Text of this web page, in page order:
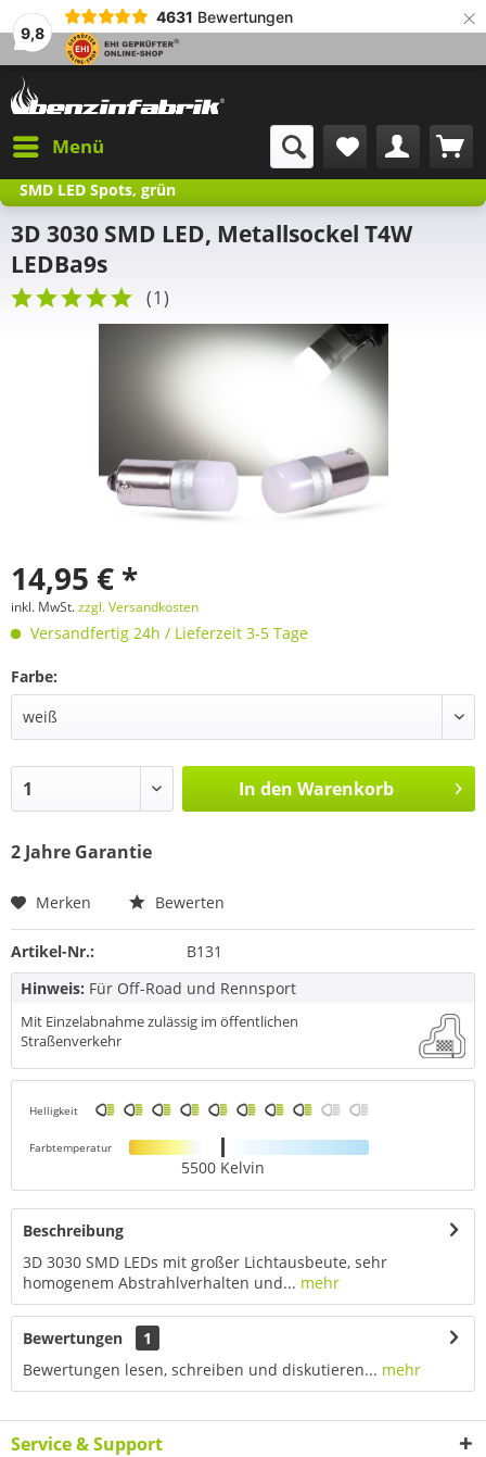
9,8
4631 Bewertungen ×
Menü
SMD LED Spots, grün
3D 3030 SMD LED, Metallsockel T4W
LEDBa9s
(1)
14,95 € *
inkl. MwSt.zzgl. Versandkosten
Versandfertig 24h / Lieferzeit 3-5 Tage
Farbe:
In den Warenkorb
2 Jahre Garantie
Merken Bewerten
Artikel-Nr.:
B131
Hinweis: Für Off-Road und Rennsport
Mit Einzelabnahme zulässig im öffentlichen
Straßenverkehr
Helligkeit
Farbtemperatur
5500 Kelvin
Beschreibung
3D 3030 SMD LEDs mit großer Lichtausbeute, sehr
homogenem Abstrahlverhalten und... mehr
Bewertungen
1
Bewertungen lesen, schreiben und diskutieren... mehr
Service & Support